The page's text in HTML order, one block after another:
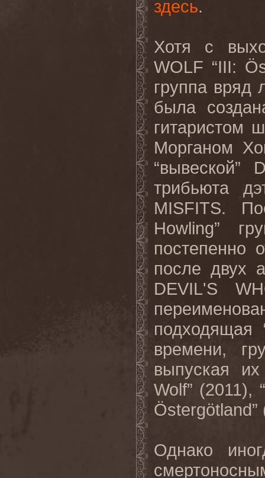
здесь.
Хотя с
WOLF “III:
группа вряд
была
гитаристом
Морганом
“вывеской”
трибьюта
MISFITS.
Howling”
постепенно
после двух
DEVIL'S
подходящая
времени,
выпуская
Wolf” (2011),
Östergötland”
Однако